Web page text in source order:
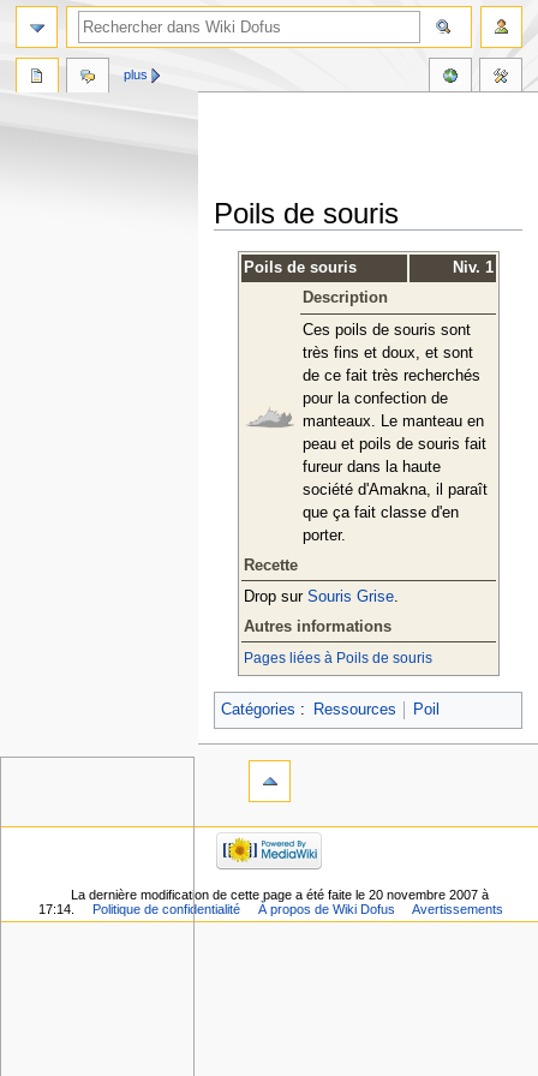
Poils de souris
Poils de souris
Niv. 1
Description
Ces poils de souris sont
très fins et doux, et sont
de ce fait très recherchés
pour la confection de
manteaux. Le manteau en
peau et poils de souris fait
fureur dans la haute
société d'Amakna, il paraît
que ça fait classe d'en
porter.
Recette
Drop sur Souris Grise.
Autres informations
Pages liées à Poils de souris
Catégories : Ressources Poil
plus
La dernière modification de cette page a été faite le 20 novembre 2007 à
17:14.
Politique de confidentialité À propos de Wiki Dofus Avertissements